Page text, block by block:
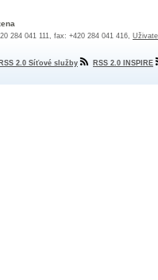
284 041 111, fax: +420 284 041 416,
RSS 2.0 Síťové služby RSS 2.0 INSPIRE